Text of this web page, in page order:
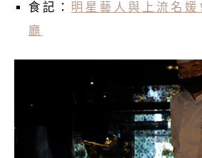
食記：
明星藝人與上流名
廳